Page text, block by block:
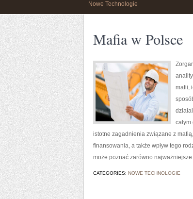
Nowe Technologie
Mafia w Polsce
mafii,
istotne zagadnienia związane z
finansowania, a także wpływ tego
może poznać zarówno
CATEGORIES: NOWE TECHNOLOGIE